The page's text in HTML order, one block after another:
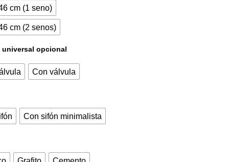
cm (1 seno)
cm (2 senos)
universal opcional
Con válvula
Con sifón minimalista